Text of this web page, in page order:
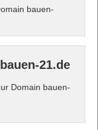
bauen-
21.de
Domain bauen-